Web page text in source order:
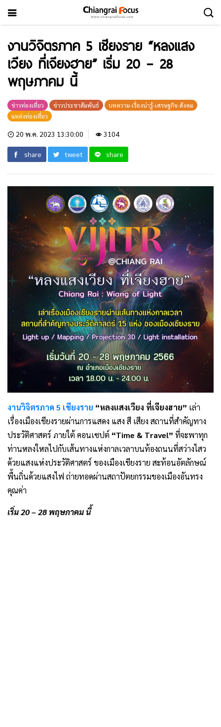
งานวิจิตรภาค 5 เชียงราย “หลงแสง
เวียง ที่เจียงฮาย” เริ่ม 20 – 28
พฤษภาคม นี้
ข่าวท่องเที่ยว ข่าวประชาสัมพันธ์
บทความ-เรื่องน่ารู้-เศรษฐกิจ-สังคม
แหล่งท่องเที่ยว
20 พ.ค. 2023 13:30:00 3104
share tweet share
งานวิจิตรภาค 5 เชียงราย “หลงแสงเวียง ที่เจียงฮาย” เล่า
เรื่องเมืองเชียงรายผ่านการแสดง แสง สี เสียง สถานที่สำคัญทาง
ประวัติศาสตร์ ภายใต้ คอนเซปต์ “Time & Travel” ที่จะพาทุก
ท่านหลงใหลไปกับเส้นทางแห่งกาลเวลาบนท้องถนนที่สว่างไสว
ด้วยแสงแห่งประวัติศาสตร์ ของเมืองเชียงราย สะท้อนอัตลักษณ์
พื้นถิ่นด้วยแสงไฟ ถ่ายทอดผ่านสถาปัตยกรรมของเมืองอันทรง
คุณค่า
เริ่ม 20 – 28 พฤษภาคม นี้